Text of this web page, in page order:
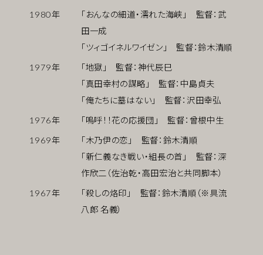
1980年
「おんなの細道・濡れた海峡」 監督：武
田一成
「ツィゴイネルワイゼン」 監督：鈴木清順
1979年
「地獄」 監督：神代辰巳
「真田幸村の謀略」 監督：中島貞夫
「俺たちに墓はない」 監督：沢田幸弘
1976年
「嗚呼！！花の応援団」 監督：曾根中生
1969年
「木乃伊の恋」 監督：鈴木清順
「新仁義なき戦い・組長の首」 監督：深
作欣二（佐治乾・高田宏治と共同脚本）
1967年
「殺しの烙印」 監督：鈴木清順（※具流
八郎 名義）